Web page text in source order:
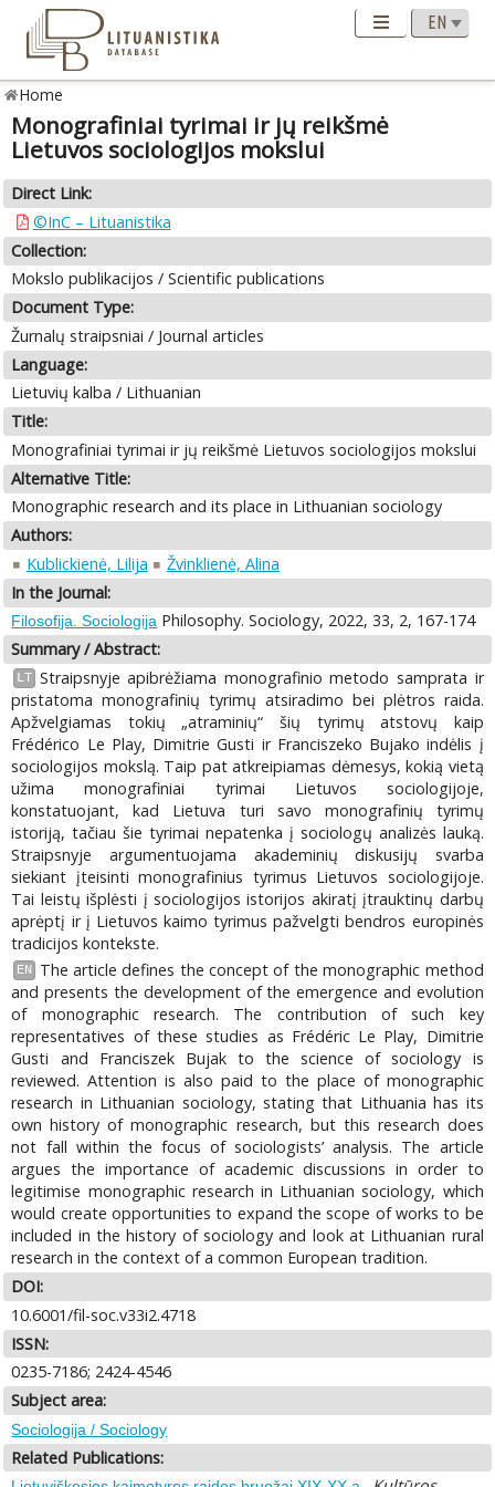
Home
Monografiniai tyrimai ir jų reikšmė
Lietuvos sociologijos mokslui
Direct Link:
©InC – Lituanistika
Collection:
Mokslo publikacijos / Scientific publications
Document Type:
Žurnalų straipsniai / Journal articles
Language:
Lietuvių kalba / Lithuanian
Title:
Monografiniai tyrimai ir jų reikšmė Lietuvos sociologijos mokslui
Alternative Title:
Monographic research and its place in Lithuanian sociology
Authors:
Kublickienė, Lilija
Žvinklienė, Alina
In the Journal:
Filosofija. Sociologija Philosophy. Sociology, 2022, 33, 2, 167-174
Summary / Abstract:
LT Straipsnyje apibrėžiama monografinio metodo samprata ir
pristatoma monografinių tyrimų atsiradimo bei plėtros raida.
Apžvelgiamas tokių „atraminių“ šių tyrimų atstovų kaip
Frédérico Le Play, Dimitrie Gusti ir Franciszeko Bujako indėlis į
sociologijos mokslą. Taip pat atkreipiamas dėmesys, kokią vietą
užima monografiniai tyrimai Lietuvos sociologijoje,
konstatuojant, kad Lietuva turi savo monografinių tyrimų
istoriją, tačiau šie tyrimai nepatenka į sociologų analizės lauką.
Straipsnyje argumentuojama akademinių diskusijų svarba
siekiant įteisinti monografinius tyrimus Lietuvos sociologijoje.
Tai leistų išplėsti į sociologijos istorijos akiratį įtrauktinų darbų
aprėptį ir į Lietuvos kaimo tyrimus pažvelgti bendros europinės
tradicijos kontekste.
EN
The article defines the concept of the monographic method
and presents the development of the emergence and evolution
of monographic research. The contribution of such key
representatives of these studies as Frédéric Le Play, Dimitrie
Gusti and Franciszek Bujak to the science of sociology is
reviewed. Attention is also paid to the place of monographic
research in Lithuanian sociology, stating that Lithuania has its
own history of monographic research, but this research does
not fall within the focus of sociologists’ analysis. The article
argues the importance of academic discussions in order to
legitimise monographic research in Lithuanian sociology, which
would create opportunities to expand the scope of works to be
included in the history of sociology and look at Lithuanian rural
research in the context of a common European tradition.
DOI:
10.6001/fil-soc.v33i2.4718
ISSN:
0235-7186; 2424-4546
Subject area:
Sociologija / Sociology
Related Publications: